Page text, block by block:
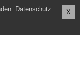
X
Datenschutz